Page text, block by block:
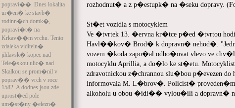
popravi��. Dnes lokalita
ur�en� ke stavb�
rodinn�ch domk�,
popravi�t� na
Krkav��m vrchu. Tento
zdaleka viditeln�
jihlavsk� kopec nad
Tele�skou ulic� nad
Skalkou se prom�nil v
poprav�� vrch v roce
1582. A dodnes jsou zde
uprost�ed pole
um�st�ny �elezn�
rozhodnut� a z p�estupk� na �seku dopravy.
St�et vozidla s motocyklem
Ve �tvrtek 13. �ervna kr�tce p�ed �tvrtou
Havl��kov� Brod� k dopravn� nehod�.
vozem �koda zapo�al odbo�ovat vlevo ve
motocyklu Aprillia, a do�lo ke st�etu.
zdravotnickou z�chrannou slu�bou p�evezen
informovala M. L�brov�. Policist�
alkoholu u obou �idi�� vylou�ili a dopravn�